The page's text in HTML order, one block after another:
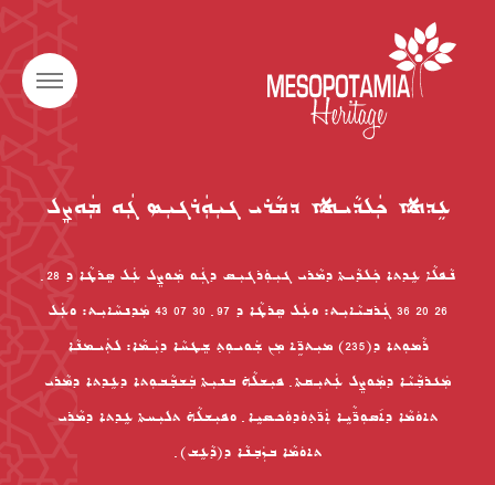
ܥܹܕܬܐ ܟܲܠܕܵܝܬܐ ܕܡܵܪܝ ܓܝܼܘܲܪܓܝܼܣ ܓܲܘ ܡܲܘܨܸܠ
ܢܵܦܠܵܐ ܥܹܕܬܐ ܟܲܠܕܵܝܬܐ ܕܡܵܪܝ ܓܝܼܘܲܪܓܝܼܣ ܕܓܲܘ ܡܲܘܨܸܠ ܥܲܠ ܣܸܪܛܵܐ ܕ 28 ݂
26 20 36 ܓܲܪܒܝܵܐܝܼܬ: ܘܥܲܠ ܣܸܪܛܵܐ ܕ 97 ݂ 30 07 43 ܡܲܕܢܚܵܐܝܼܬ: ܘܥܲܠ
ܪܵܡܘܼܬܐ ܕ(235) ܡܝܼܬܖܹ̈ܐ ܡܼܢ ܫܲܘܝܘܼܬ݂ ܫܸܛܚܵܐ ܕܝܲܡܵܐ: ܠܬܲܝܡܢܵܐ
ܡܲܥܪܒ݂ܵܝܵܐ ܕܡܲܘܨܸܠ ܥܲܬܝܼܩܬܐ ݂ ܦܝܼܫܠܵܗ̇ ܒܢܝܼܬܐ ܒܲܫܒ݂ܵܒܘܼܬܐ ܕܥܹܕܬܐ ܕܡܵܪܝ
ܬܐܘܿܡܵܐ ܕܐ݇ܣܘܼܖ̈ܵܝܹܐ ܐܲܖ̈ܬ݂ܘܿܕܘܿܟܣܝܹܐ ݂ ܘܦܝܼܫܠܵܗ̇ ܬܠܝܼܚܬܐ ܥܹܕܬܐ ܕܡܵܪܝ
ܬܐܘܿܡܵܐ ܒܙܲܒ݂ܢܵܐ ܕ(ܕܵܥܹܫ) ݂